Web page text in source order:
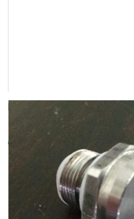
GRACO DIFFUSER
GRACO DIFFUSER ASSY,RAC
Op voorraad
€ 143,75
Excl. BTW: